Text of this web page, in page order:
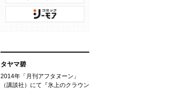
タヤマ碧
2014年「月刊アフタヌーン」
（講談社）にて『氷上のクラウン